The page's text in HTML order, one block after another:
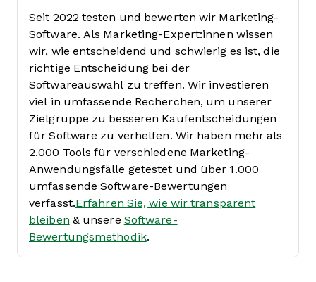
Seit 2022 testen und bewerten wir Marketing-
Software. Als Marketing-Expert:innen wissen
wir, wie entscheidend und schwierig es ist, die
richtige Entscheidung bei der
Softwareauswahl zu treffen. Wir investieren
viel in umfassende Recherchen, um unserer
Zielgruppe zu besseren Kaufentscheidungen
für Software zu verhelfen. Wir haben mehr als
2.000 Tools für verschiedene Marketing-
Anwendungsfälle getestet und über 1.000
umfassende Software-Bewertungen
verfasst.Erfahren Sie, wie wir transparent
bleiben & unsere Software-
Bewertungsmethodik.